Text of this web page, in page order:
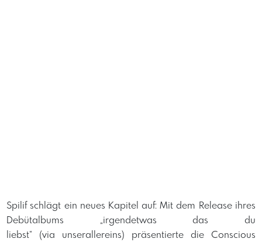
Spilif schlägt ein neues Kapitel auf: Mit dem Release ihres
Debütalbums „irgendetwas das du
liebst“ (via unserallereins) präsentierte die Conscious